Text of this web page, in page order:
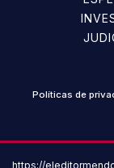
Políticas de
https://